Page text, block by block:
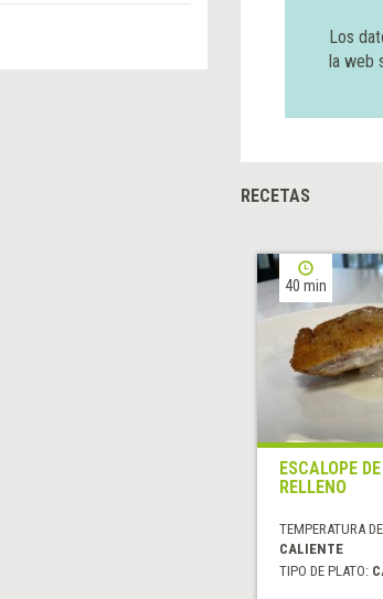
Los
la web
RECETAS
40 min
ESCALOPE
RELLENO
TEMPERATURA
CALIENTE
TIPO DE PLATO: